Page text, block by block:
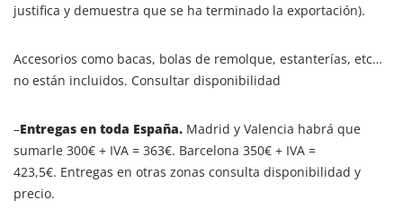
justifica y demuestra que se ha terminado la exportación).
Accesorios como bacas, bolas de remolque, estanterías, etc…
no están incluidos. Consultar disponibilidad
–Entregas en toda España. Madrid y Valencia habrá que
sumarle 300€ + IVA = 363€. Barcelona 350€ + IVA =
423,5€. Entregas en otras zonas consulta disponibilidad y
precio.